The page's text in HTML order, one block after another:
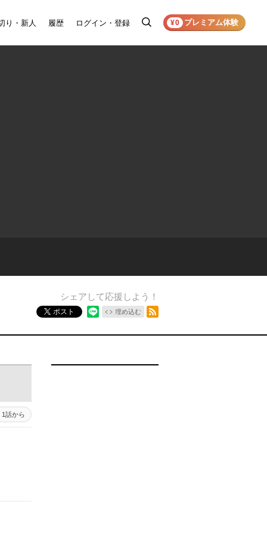
り・新人 履歴 ログイン・登録
検
¥0 プレミアム体験
シェアして応援しよう！
ポスト 埋め込む
1話から